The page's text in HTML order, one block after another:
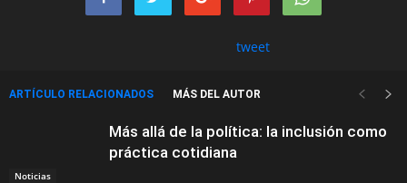
tweet
ARTÍCULO RELACIONADOS MÁS DEL AUTOR
Noticias
Más allá de la política: la inclusión como
práctica cotidiana